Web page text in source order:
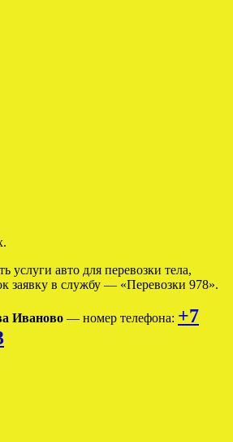
услуги авто для перевозки тела,
заявку в службу — «Перевозки 978».
Иваново — номер телефона: +7